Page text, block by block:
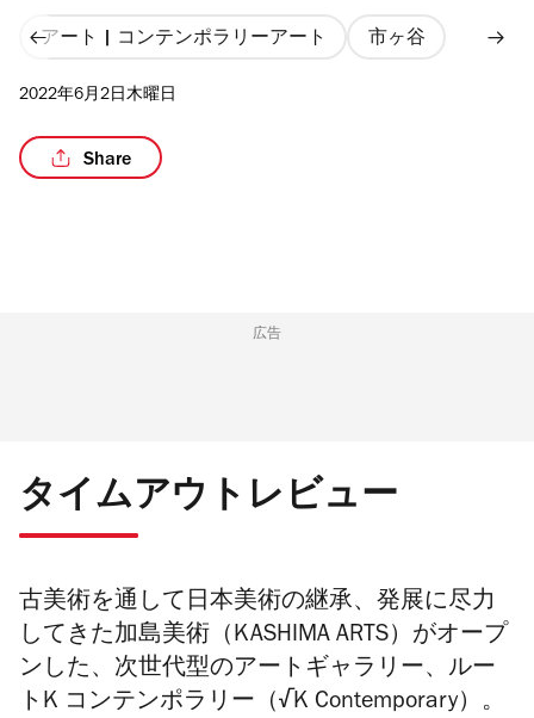
アート | コンテンポラリーアート 市ヶ谷
2022年6月2日木曜日
Share
広告
タイムアウトレビュー
古美術を通して日本美術の継承、 発展に尽力
してきた加島美術（KASHIMA ARTS）がオープ
ンした、次世代型のアートギャラリー、ルー
トK コンテンポラリー（√K Contemporary）。